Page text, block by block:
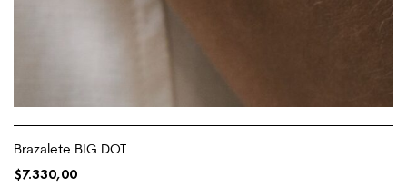
Brazalete BIG DOT
$7.330,00